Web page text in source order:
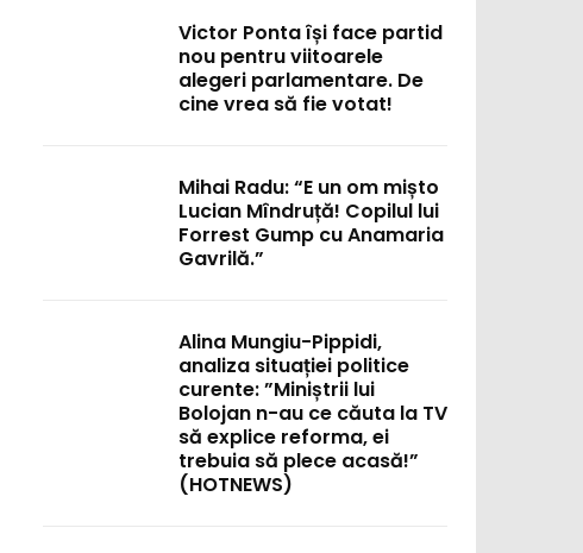
Victor Ponta își face partid
nou pentru viitoarele
alegeri parlamentare. De
cine vrea să fie votat!
Mihai Radu: “E un om mișto
Lucian Mîndruță! Copilul lui
Forrest Gump cu Anamaria
Gavrilă.”
Alina Mungiu-Pippidi,
analiza situației politice
curente: ”Miniștrii lui
Bolojan n-au ce căuta la TV
să explice reforma, ei
trebuia să plece acasă!”
(HOTNEWS)